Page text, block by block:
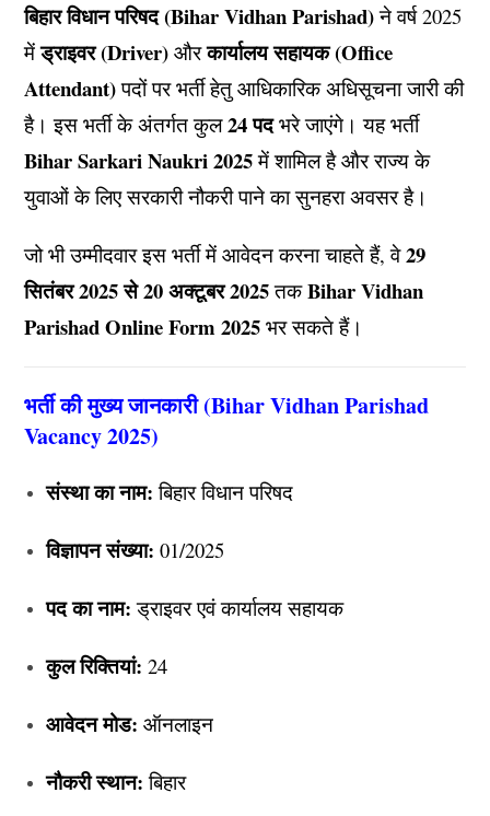
बिहार विधान परिषद (Bihar Vidhan Parishad)ने वर्ष 2025
मेंड्राइवर (Driver) औरकार्यालय सहायक (Office
Attendant)पदों पर भर्ती हेतु आधिकारिक अधिसूचना जारी की
है। इस भर्ती के अंतर्गत कुल24 पदभरे जाएंगे। यह भर्ती
Bihar Sarkari Naukri 2025में शामिल है और राज्य के
युवाओं के लिए सरकारी नौकरी पाने का सुनहरा अवसर है।
जो भी उम्मीदवार इस भर्ती में आवेदन करना चाहते हैं, वे29
सितंबर 2025 से 20 अक्टूबर 2025तकBihar Vidhan
Parishad Online Form 2025 भर सकते हैं।
भर्ती की मुख्य जानकारी (Bihar Vidhan Parishad
Vacancy 2025)
संस्था का नाम: बिहार विधान परिषद
विज्ञापन संख्या: 01/2025
पद का नाम: ड्राइवर एवं कार्यालय सहायक
कुल रिक्तियां: 24
आवेदन मोड: ऑनलाइन
नौकरी स्थान: बिहार